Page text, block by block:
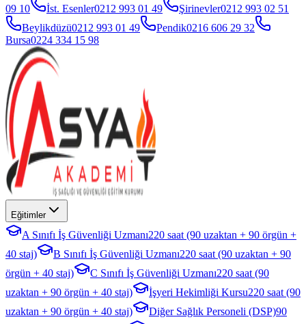
09 10
İst. Esenler0212 993 01 49 Şirinevler0212 993 02 51
Beylikdüzü0212 993 01 49 Pendik0216 606 29 32
Bursa0224 334 15 98
Eğitimler
A Sınıfı İş Güvenliği Uzmanı220 saat (90 uzaktan + 90 örgün +
40 staj)
B Sınıfı İş Güvenliği Uzmanı220 saat (90 uzaktan + 90
örgün + 40 staj)
C Sınıfı İş Güvenliği Uzmanı220 saat (90
uzaktan + 90 örgün + 40 staj)
İşyeri Hekimliği Kursu220 saat (90
uzaktan + 90 örgün + 40 staj)
Diğer Sağlık Personeli (DSP)90